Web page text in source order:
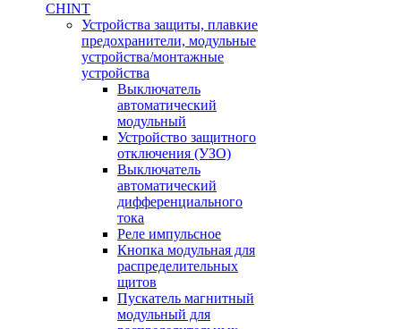
CHINT
Устройства защиты, плавкие
предохранители, модульные
устройства/монтажные
устройства
Выключатель
автоматический
модульный
Устройство защитного
отключения (УЗО)
Выключатель
автоматический
дифференциального
тока
Реле импульсное
Кнопка модульная для
распределительных
щитов
Пускатель магнитный
модульный для